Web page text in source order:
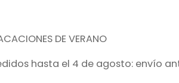
DE VERANO
hasta el 4 de agosto: envío